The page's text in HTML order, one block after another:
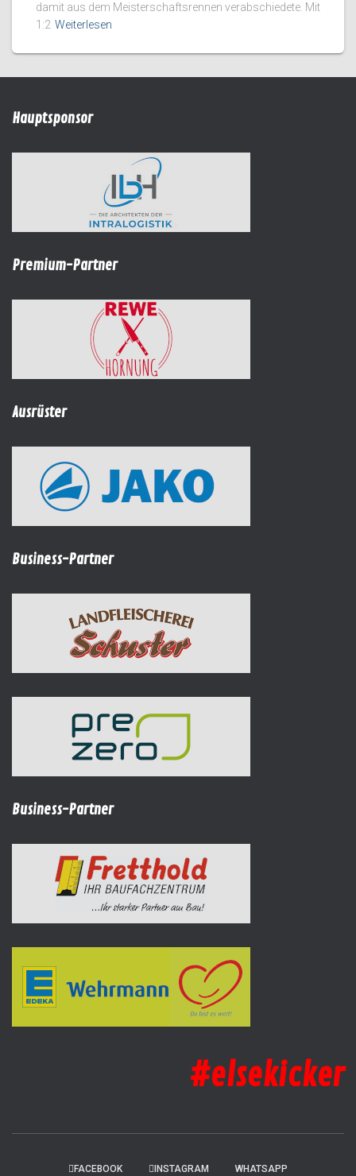
damit aus dem Meisterschaftsrennen verabschiedete. Mit
1:2 Weiterlesen
Hauptsponsor
Premium-Partner
Ausrüster
Business-Partner
Business-Partner
#elsekicker
FACEBOOK INSTAGRAM WHATSAPP